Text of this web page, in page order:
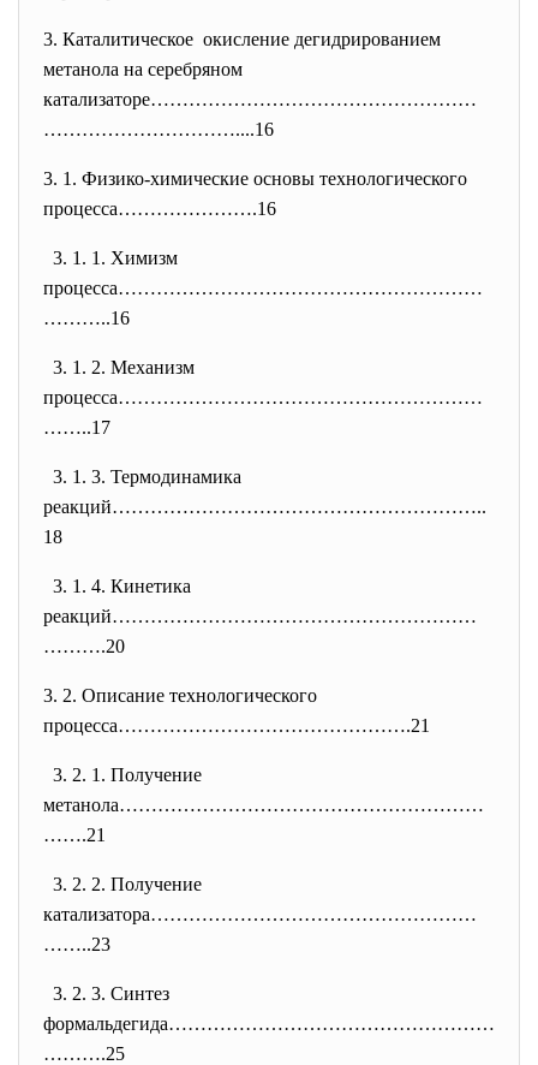
3. Каталитическое окисление дегидрированием
метанола на серебряном
катализаторе……………………………………………
…………………………....16
3. 1. Физико-химические основы технологического
процесса………………….16
3. 1. 1. Химизм
процесса…………………………………………………
………..16
3. 1. 2. Механизм
процесса…………………………………………………
……..17
3. 1. 3. Термодинамика
реакций…………………………………………………..
18
3. 1. 4. Кинетика
реакций…………………………………………………
……….20
3. 2. Описание технологического
процесса……………………………………….21
3. 2. 1. Получение
метанола…………………………………………………
…….21
3. 2. 2. Получение
катализатора……………………………………………
……..23
3. 2. 3. Синтез
формальдегида……………………………………………
……….25